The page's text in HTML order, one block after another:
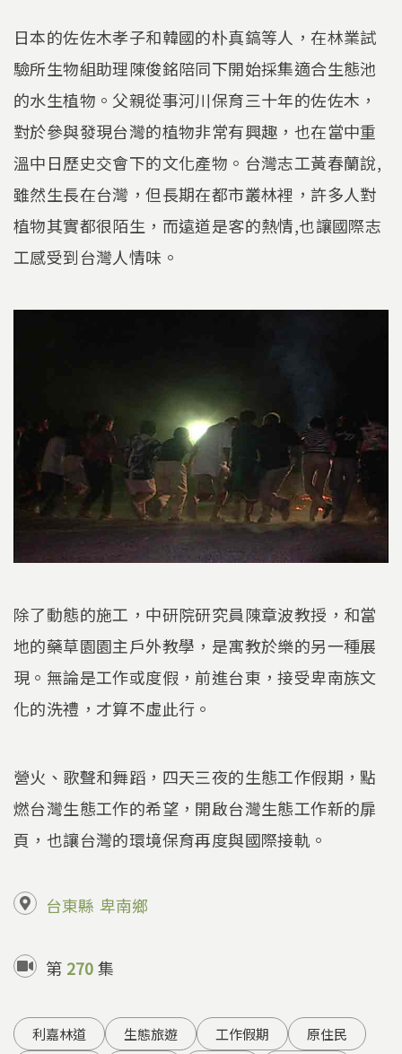
日本的佐佐木孝子和韓國的朴真鎬等人，在林業試
驗所生物組助理陳俊銘陪同下開始採集適合生態池
的水生植物。父親從事河川保育三十年的佐佐木，
對於參與發現台灣的植物非常有興趣，也在當中重
溫中日歷史交會下的文化產物。台灣志工黃春蘭說,
雖然生長在台灣，但長期在都市叢林裡，許多人對
植物其實都很陌生，而遠道是客的熱情,也讓國際志
工感受到台灣人情味。
除了動態的施工，中研院研究員陳章波教授，和當
地的藥草園園主戶外教學，是寓教於樂的另一種展
現。無論是工作或度假，前進台東，接受卑南族文
化的洗禮，才算不虛此行。
營火、歌聲和舞蹈，四天三夜的生態工作假期，點
燃台灣生態工作的希望，開啟台灣生態工作新的扉
頁，也讓台灣的環境保育再度與國際接軌。
台東縣 卑南鄉
第 270集
利嘉林道 生態旅遊 工作假期
原住民